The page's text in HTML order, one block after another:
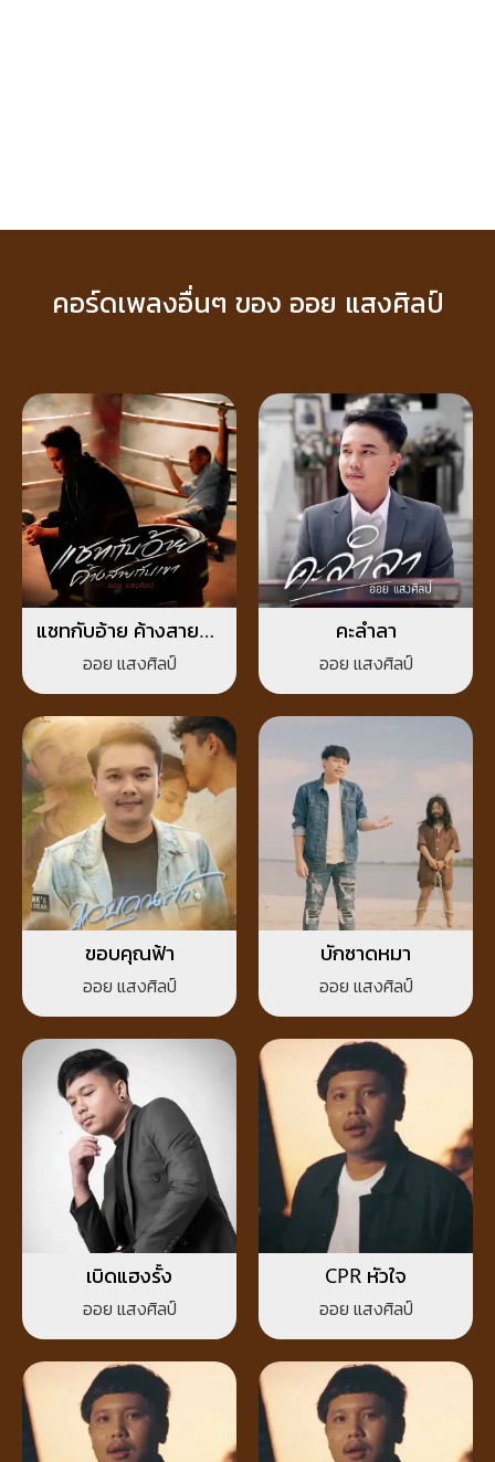
คอร์ดเพลงอื่นๆ ของ ออย แสงศิลป์
แชทกับอ้าย ค้างสายกับ
เขา
ออย แสงศิลป์
คะลำลา
ออย แสงศิลป์
ขอบคุณฟ้า
ออย แสงศิลป์
บักซาดหมา
ออย แสงศิลป์
เบิดแฮงรั้ง
ออย แสงศิลป์
CPR หัวใจ
ออย แสงศิลป์